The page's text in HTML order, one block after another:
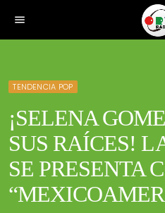
menu
TENDENCIA POP
¡SELENA
SUS RAÍCES!
SE PRESENTA